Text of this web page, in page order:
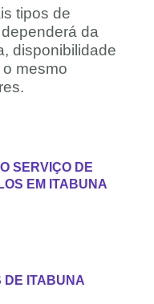
tipos de
da
disponibilidade
mesmo
SERVIÇO DE
EM ITABUNA
DE ITABUNA